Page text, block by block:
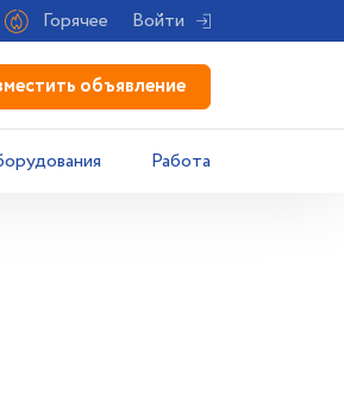
Горячее Войти
объявление
Работа